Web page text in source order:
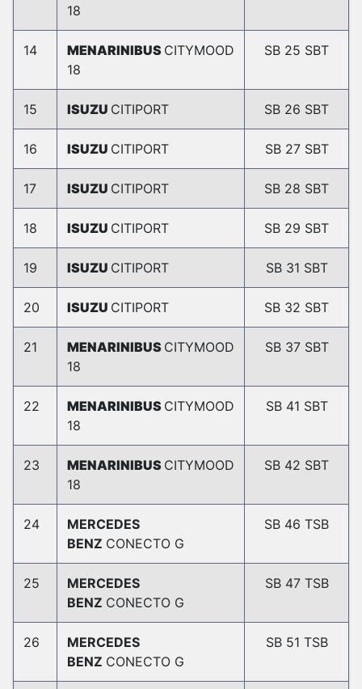
18
14 MENARINIBUS CITYMOOD
18
SB 25 SBT
15 ISUZU CITIPORT SB 26 SBT
16 ISUZU CITIPORT SB 27 SBT
17 ISUZU CITIPORT SB 28 SBT
18 ISUZU CITIPORT SB 29 SBT
19 ISUZU CITIPORT SB 31 SBT
20 ISUZU CITIPORT SB 32 SBT
21 MENARINIBUS CITYMOOD
18
SB 37 SBT
22 MENARINIBUS CITYMOOD
18
SB 41 SBT
23 MENARINIBUS CITYMOOD
18
SB 42 SBT
24
MERCEDES
BENZ CONECTO G
SB 46 TSB
25
MERCEDES
BENZ CONECTO G
SB 47 TSB
26
MERCEDES
BENZ CONECTO G
SB 51 TSB